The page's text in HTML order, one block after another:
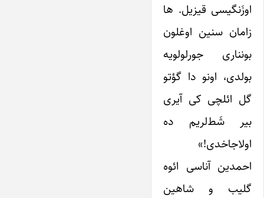
اوزَنگیسی قیزیل. ها
زامان سنین اوغلون
بونناری جورلولو‌یه
بولدی، اونو دا گؤتو
گل ائلچی کی آیری
بیر شَط‌لریم ده
اولاجاخدی!»
احمدین آناسی ائوه
گلیب و شاهین